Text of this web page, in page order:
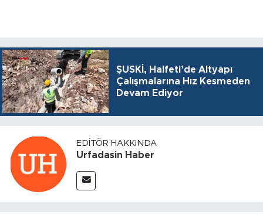
ŞUSKİ, Halfeti’de Altyapı
Çalışmalarına Hız Kesmeden
Devam Ediyor
EDITÖR HAKKINDA
Urfadasin Haber